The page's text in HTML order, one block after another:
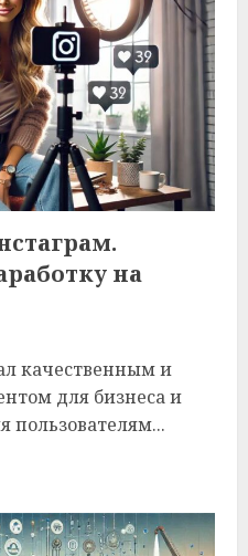
на
качественным и
для бизнеса и
пользователям...